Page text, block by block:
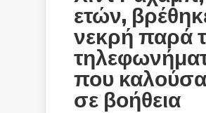
ετών,
νεκρή παρά
που
σε βοήθεια